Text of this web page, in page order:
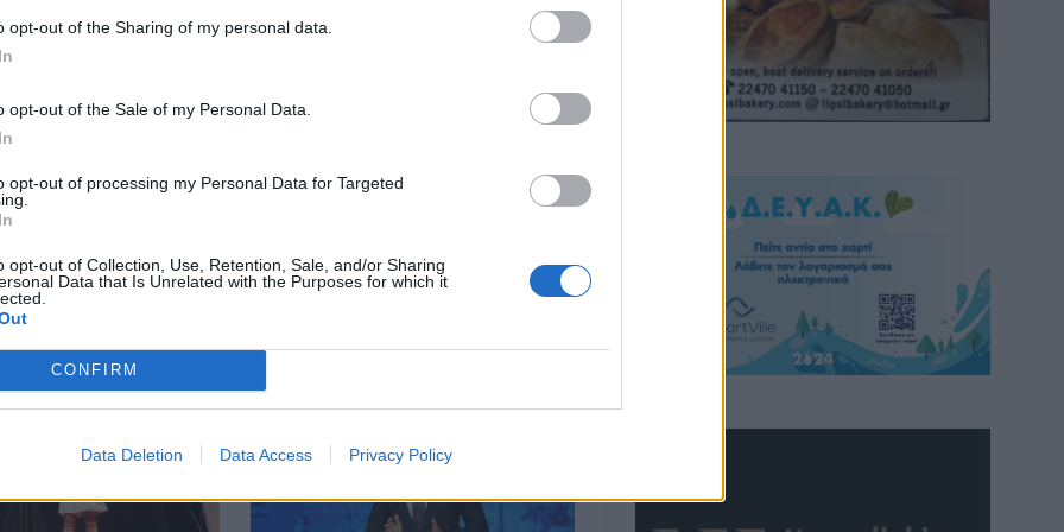
opt-out of the Sharing of my personal data.
opt-out of the Sale of my Personal Data.
opt-out of processing my Personal Data for Targeted
opt-out of Collection, Use, Retention, Sale, and/or Sharing
Data that Is Unrelated with the Purposes for which it
CONFIRM
Data Deletion Data Access Privacy Policy
Ιράν και Ομάν
στη διαδρομή των
κρίσιμες
Το Επαρχείο τιμά τον Καλύμνιο
Σκεύο Ζερβό: Έκθεση για τα 60
αγωνιστή (φωτος κ videos)